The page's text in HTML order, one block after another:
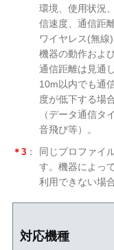
環境、使用状況
信速度、通信距
ワイヤレス(無線
機器の動作およ
通信距離は見通
10m以内でも通
度が低下する場
（データ通信タ
音飛び等）。
＊3 ：
同じプロファイ
す。機器によっ
利用できない場
対応機種